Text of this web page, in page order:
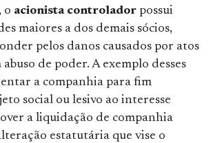
o acionista controlador possui
maiores a dos demais sócios,
pelos danos causados por atos
de poder. A exemplo desses
a companhia para fim
social ou lesivo ao interesse
a liquidação de companhia
estatutária que vise o